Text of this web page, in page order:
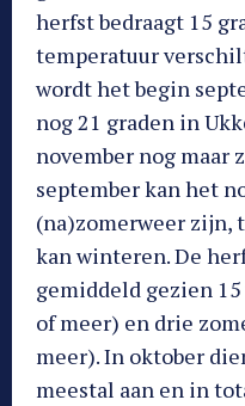
herfst bedraagt 15
temperatuur
wordt het begin
nog 21 graden in
november nog maar
september kan het
(na)zomerweer zijn,
kan winteren. De
gemiddeld gezien
of meer) en drie
meer). In oktober
meestal aan en in